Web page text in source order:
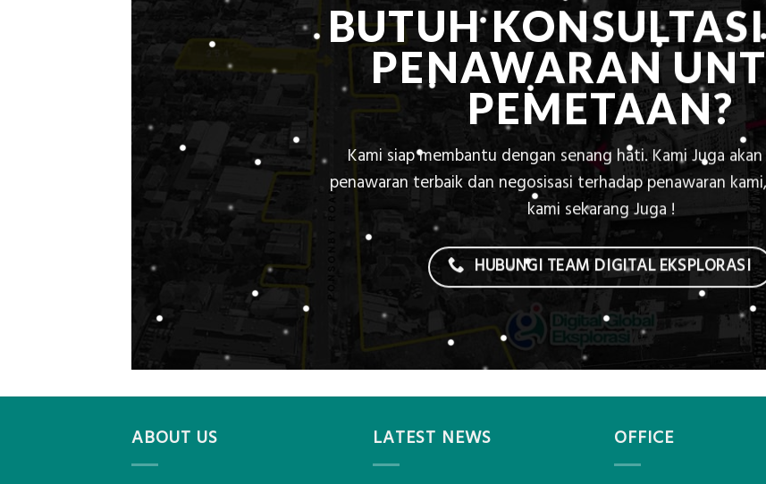
BUTUH
PENAWARAN
PEMETAAN?
Kami siap membantu dengan senang hati. Kami Juga
penawaran terbaik dan negosisasi terhadap penawaran
kami sekarang Juga !
HUBUNGI TEAM DIGITAL EKSPLORASI
ABOUT US LATEST NEWS OFFICE